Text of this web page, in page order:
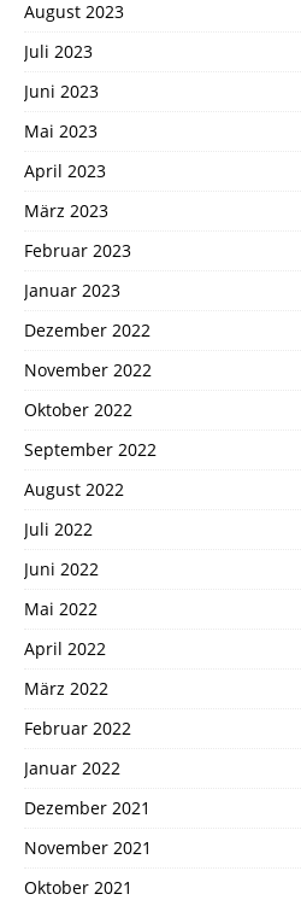
August 2023
Juli 2023
Juni 2023
Mai 2023
April 2023
März 2023
Februar 2023
Januar 2023
Dezember 2022
November 2022
Oktober 2022
September 2022
August 2022
Juli 2022
Juni 2022
Mai 2022
April 2022
März 2022
Februar 2022
Januar 2022
Dezember 2021
November 2021
Oktober 2021